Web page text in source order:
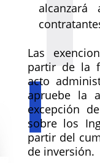
Las
partir de la
acto
apruebe la
excepción
sobre los
partir del
de inversión.